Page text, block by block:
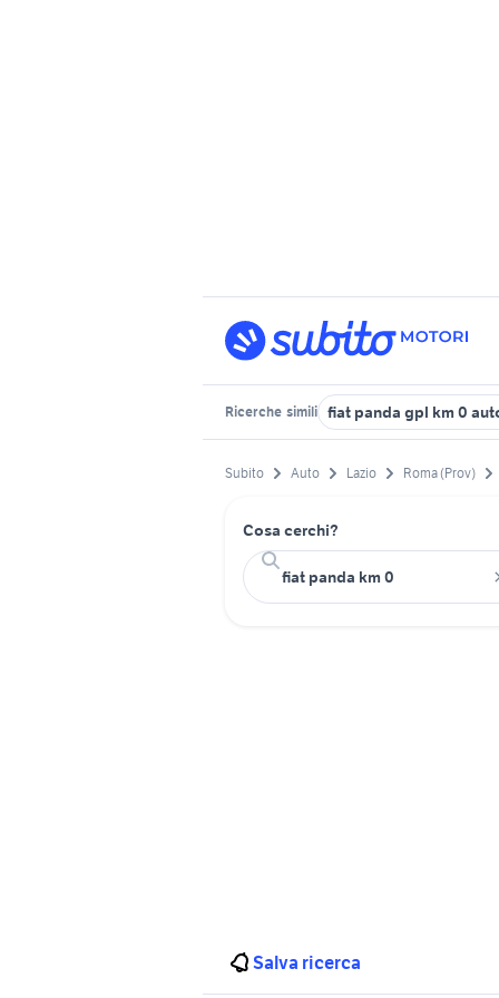
Ricerche simili fiat panda gpl km 0
Subito Auto Lazio Roma (Prov)
Cosa cerchi?
Salva ricerca